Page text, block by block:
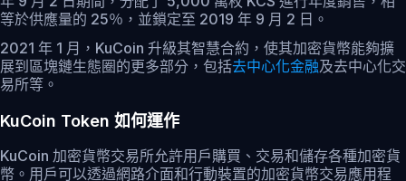
等於供應量的 25％，並鎖定至 2019 年 9 月 2 日。
2021 年 1 月，KuCoin 升級其智慧合約，使其加密貨幣能夠擴
展到區塊鏈生態圈的更多部分，包括去中心化金融及去中心化交
易所等。
KuCoin Token 如何運作
KuCoin 加密貨幣交易所允許用戶購買、交易和儲存各種加密貨
幣。用戶可以透過網路介面和行動裝置的加密貨幣交易應用程